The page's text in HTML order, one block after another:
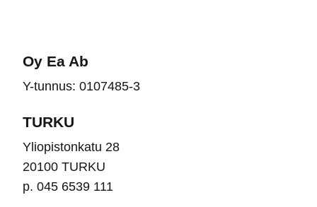
Oy Ea Ab
Y-tunnus: 0107485-3
TURKU
Yliopistonkatu 28
20100 TURKU
p. 045 6539 111